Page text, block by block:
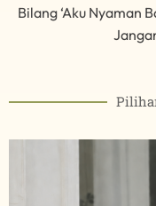
Bilang ‘Aku Nyaman